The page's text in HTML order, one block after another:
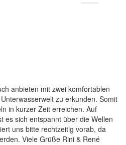
anbieten mit zwei komfortablen
zu erkunden. Somit
in kurzer Zeit erreichen. Auf
es sich entspannt über die Wellen
uns bitte rechtzeitig vorab, da
Viele Grüße Rini & René